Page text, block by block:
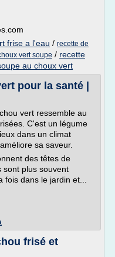
frise a l'eau / recette de
vert soupe / recette
au choux vert
pour la santé |
vert ressemble au
C'est un légume
dans un climat
sa saveur.
des têtes de
sont plus souvent
dans le jardin et...
frisé et